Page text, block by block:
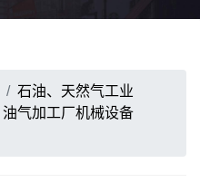
石油、天然气工业
油气加工厂机械设备